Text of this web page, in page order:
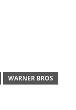
WARNER BROS